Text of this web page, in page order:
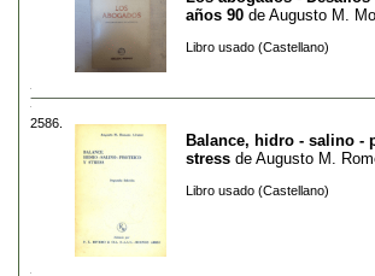
años 90 de Augusto M.
Libro usado (Castellano)
2586.
Balance, hidro - salino -
stress de Augusto M.
Libro usado (Castellano)